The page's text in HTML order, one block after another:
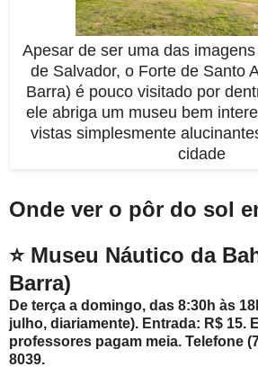
Apesar de ser uma das
de Salvador, o Forte de Santo
Barra) é pouco visitado por
ele abriga um museu bem
vistas simplesmente
cidade
Onde ver o pôr do sol
⭐ Museu Náutico da
Barra)
De terça a domingo, das 8:30h às
julho, diariamente). Entrada: R$ 15.
professores pagam meia. Telefone
8039.